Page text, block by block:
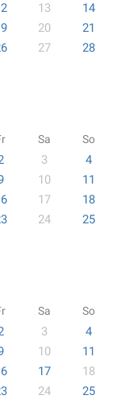
13
14
20
21
27
28
Sa So
3
4
10
11
17
18
24
25
Sa So
3
4
10
11
17
18
24
25